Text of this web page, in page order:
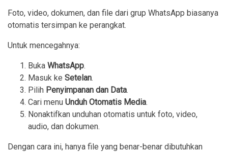
Foto, video, dokumen, dan file dari grup WhatsApp biasanya
otomatis tersimpan ke perangkat.
Untuk mencegahnya:
Buka WhatsApp.
Masuk ke Setelan.
Pilih Penyimpanan dan Data.
Cari menu Unduh Otomatis Media.
Nonaktifkan unduhan otomatis untuk foto, video,
audio, dan dokumen.
Dengan cara ini, hanya file yang benar-benar dibutuhkan